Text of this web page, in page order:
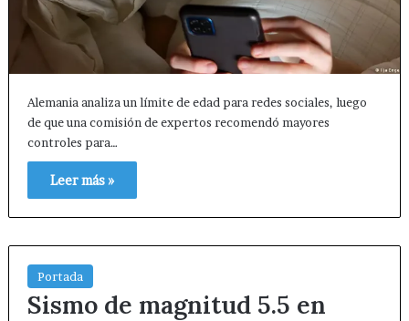
Alemania analiza un límite de edad para redes sociales, luego
de que una comisión de expertos recomendó mayores
controles para…
Leer más »
Portada
Sismo de magnitud 5.5 en